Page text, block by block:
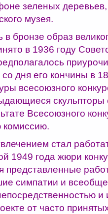
зеленых
музея.
бронзе образ
в 1936 году
дня его кончины в
всесоюзного
Всесоюзного
комиссию.
стал
1949 года жюри
представленные
симпатии и
от часто